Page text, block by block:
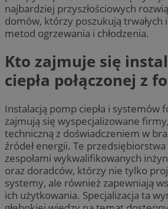
najbardziej przyszłościowych
domów, którzy poszukują trwałych
metod ogrzewania i chłodzenia.
Kto zajmuje się
ciepła połączonej z
Instalacją pomp ciepła i systemów
zajmują się wyspecjalizowane
techniczną z doświadczeniem w
źródeł energii. Te
zespołami wykwalifikowanych
oraz doradców, którzy nie tylko
systemy, ale również zapewniają
ich użytkowania. Specjalizacja ta